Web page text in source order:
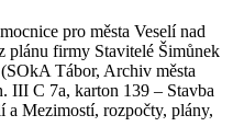
pro města Veselí nad
plánu firmy Stavitelé Šimůnek
Tábor, Archiv města
III C 7a, karton 139 – Stavba
a Mezimostí, rozpočty, plány,